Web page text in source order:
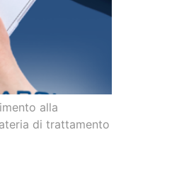
alla
di trattamento